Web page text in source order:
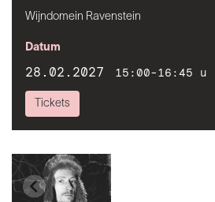
Wijndomein Ravenstein
Datum
28.02.2027 15:00-16:45 u
Tickets